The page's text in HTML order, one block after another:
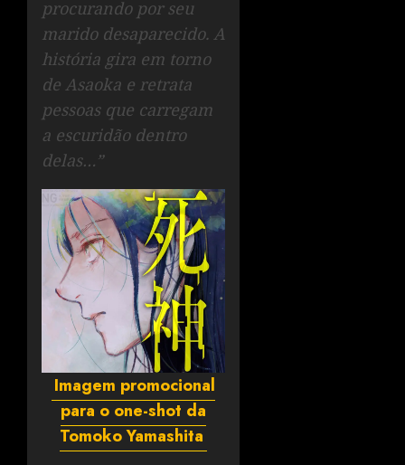
procurando por seu
marido desaparecido. A
história gira em torno
de Asaoka e retrata
pessoas que carregam
a escuridão dentro
delas…”
Imagem promocional
para o one-shot da
Tomoko Yamashita